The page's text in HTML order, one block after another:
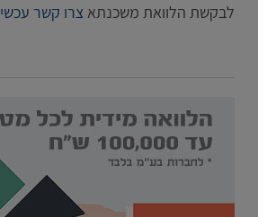
לבקשת הלוואת משכנתאצרו קשר עכשיו!